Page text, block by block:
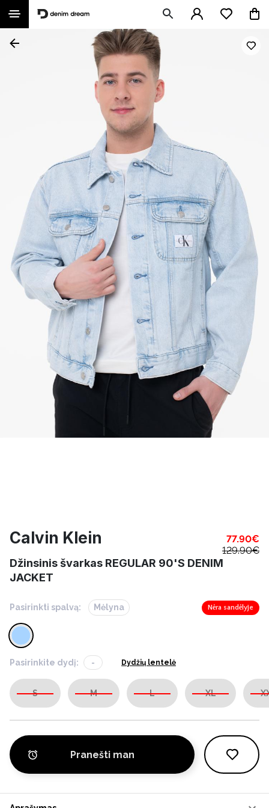
Calvin Klein 77.90€
129.90€
Džinsinis švarkas REGULAR 90'S DENIM
JACKET
Pasirinkti spalvą: Mėlyna Nėra sandėlyje
Pasirinkite dydį: - Dydžių lentelė
S M L XL
Pranešti man